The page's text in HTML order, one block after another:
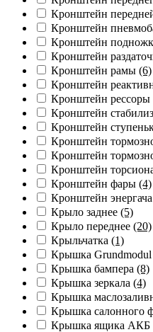
Кронштейн
Кронштейн
Кронштейн
Кронштейн
Кронштейн рамы (6)
Кронштейн
Кронштейн рессоры
Кронштейн
Кронштейн
Кронштейн
Кронштейн
Кронштейн
Кронштейн фары (4)
Кронштейн энергача
Крыло заднее (5)
Крыло переднее (20)
Крыльчатка (1)
Крышка Grundmodul
Крышка бампера (8)
Крышка зеркала (4)
Крышка
Крышка салонного
Крышка ящика АКБ